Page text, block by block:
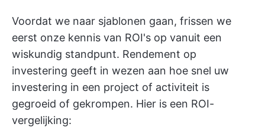
Voordat we naar sjablonen gaan, frissen we
eerst onze kennis van ROI's op vanuit een
wiskundig standpunt. Rendement op
investering geeft in wezen aan hoe snel uw
investering in een project of activiteit is
gegroeid of gekrompen. Hier is een ROI-
vergelijking: